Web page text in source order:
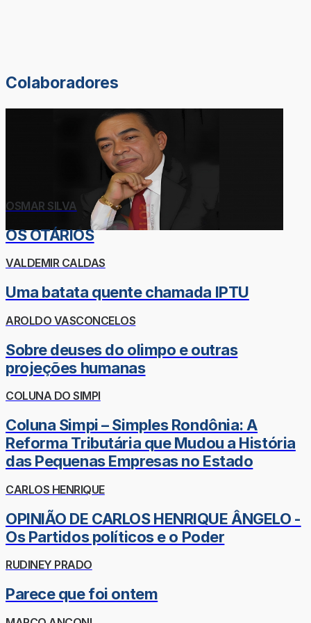
Colaboradores
OSMAR SILVA
OS OTÁRIOS
VALDEMIR CALDAS
Uma batata quente chamada IPTU
AROLDO VASCONCELOS
Sobre deuses do olimpo e outras
projeções humanas
COLUNA DO SIMPI
Coluna Simpi – Simples Rondônia: A
Reforma Tributária que Mudou a História
das Pequenas Empresas no Estado
CARLOS HENRIQUE
OPINIÃO DE CARLOS HENRIQUE ÂNGELO -
Os Partidos políticos e o Poder
RUDINEY PRADO
Parece que foi ontem